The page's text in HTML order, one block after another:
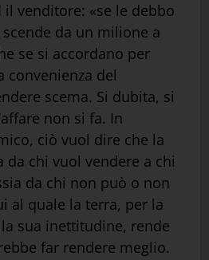
il venditore: «se le debbo
da un milione a
se si accordano per
convenienza del
scema. Si dubita, si
non si fa. In
ciò vuol dire che la
da chi vuol vendere a chi
da chi non può o non
al quale la terra, per la
sua inettitudine, rende
far rendere meglio.